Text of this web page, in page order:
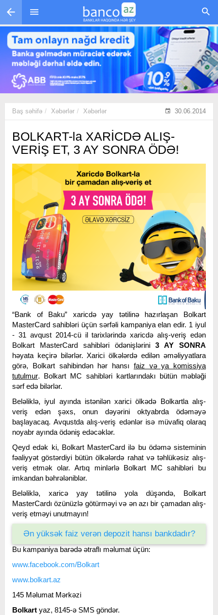
Skip to main content
Baş səhifə Xəbərlər Xəbərlər 30.06.2014
BOLKART-la XARİCDƏ ALIŞ-
VERİŞ ET, 3 AY SONRA ÖDƏ!
“Bank of Baku” xaricdə yay tətilinə hazırlaşan Bolkart
MasterCard sahibləri üçün sərfəli kampaniya elan edir. 1 iyul
- 31 avqust 2014-cü il tarixlərində xaricdə alış-veriş edən
Bolkart MasterCard sahibləri ödənişlərini3 AY SONRA
həyata keçirə bilərlər. Xarici ölkələrdə edilən əməliyyatlara
görə, Bolkart sahibindən hər hansı faiz və ya komissiya
tutulmur. Bolkart MC sahibləri kartlarındakı bütün məbləği
sərf edə bilərlər.
Beləliklə, iyul ayında istənilən xarici ölkədə Bolkartla alış-
veriş edən şəxs, onun dəyərini oktyabrda ödəməyə
başlayacaq. Avqustda alış-veriş edənlər isə müvafiq olaraq
noyabr ayında ödəniş edəcəklər.
Qeyd edək ki, Bolkart MasterCard ilə bu ödəmə sisteminin
fəaliyyət göstərdiyi bütün ölkələrdə rahat və təhlükəsiz alış-
veriş etmək olar. Artıq minlərlə Bolkart MC sahibləri bu
imkandan bəhrələniblər.
Beləliklə, xaricə yay tətilinə yola düşəndə, Bolkart
MasterCardı özünüzlə götürməyi və ən azı bir çamadan alış-
veriş etməyi unutmayın!
Ən yüksək faiz verən depozit hansı bankdadır?
Bu kampaniya barədə ətraflı məlumat üçün:
www.facebook.com/Bolkart
www.bolkart.az
145 Məlumat Mərkəzi
Bolkart yaz, 8145-ə SMS göndər.